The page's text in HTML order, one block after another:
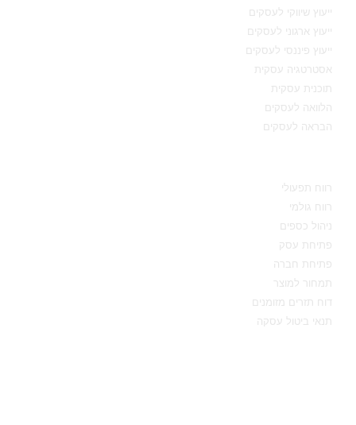
ייעוץ שיווקי לעסקים
ייעוץ ארגוני לעסקים
ייעוץ פיננסי לעסקים
אסטרטגיה עסקית
תוכנית עסקית
הלוואה לעסקים
הבראה לעסקים
רווח תפעולי
רווח גולמי
ניהול כספים
פתיחת עסק
פתיחת חברה
תמחור למוצר
דוח תזרים מזומנים
תנאי ביטול עסקה